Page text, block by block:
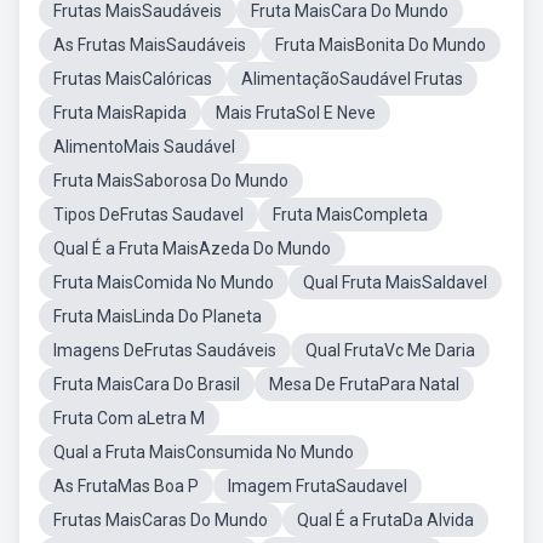
Frutas MaisSaudáveis
Fruta MaisCara Do Mundo
As Frutas MaisSaudáveis
Fruta MaisBonita Do Mundo
Frutas MaisCalóricas
AlimentaçãoSaudável Frutas
Fruta MaisRapida
Mais FrutaSol E Neve
AlimentoMais Saudável
Fruta MaisSaborosa Do Mundo
Tipos DeFrutas Saudavel
Fruta MaisCompleta
Qual É a Fruta MaisAzeda Do Mundo
Fruta MaisComida No Mundo
Qual Fruta MaisSaldavel
Fruta MaisLinda Do Planeta
Imagens DeFrutas Saudáveis
Qual FrutaVc Me Daria
Fruta MaisCara Do Brasil
Mesa De FrutaPara Natal
Fruta Com aLetra M
Qual a Fruta MaisConsumida No Mundo
As FrutaMas Boa P
Imagem FrutaSaudavel
Frutas MaisCaras Do Mundo
Qual É a FrutaDa Alvida